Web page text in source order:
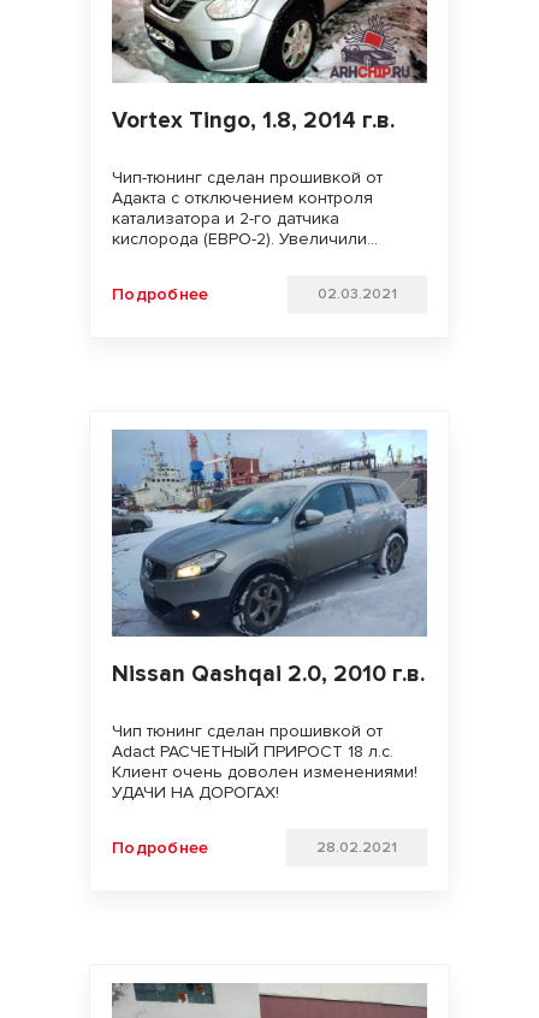
Vortex Tingo, 1.8, 2014 г.в.
Чип-тюнинг сделан прошивкой от
Адакта с отключением контроля
катализатора и 2-го датчика
кислорода (ЕВРО-2). Увеличили
отзывчивость педали газа. Удачи на
Подробнее 02.03.2021
Nissan Qashqai 2.0, 2010 г.в.
Чип тюнинг сделан прошивкой от
Adact РАСЧЕТНЫЙ ПРИРОСТ 18 л.с.
Клиент очень доволен изменениями!
УДАЧИ НА ДОРОГАХ!
Подробнее 28.02.2021